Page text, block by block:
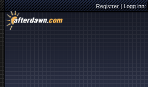
Registrer|Logg inn: